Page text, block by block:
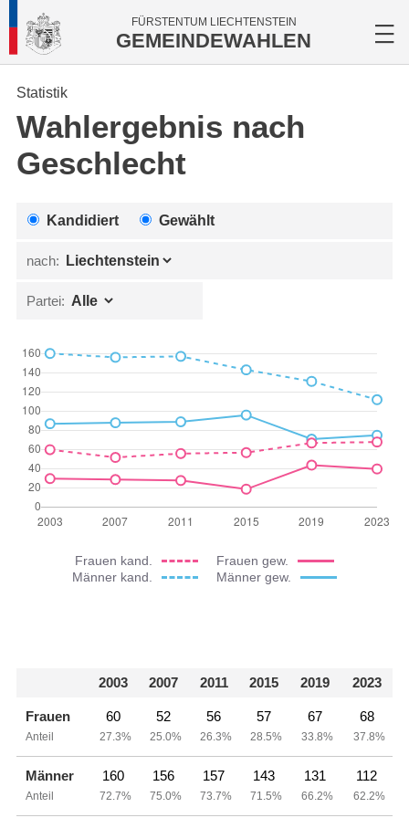
FÜRSTENTUM LIECHTENSTEIN
GEMEINDEWAHLEN
Statistik
Wahlergebnis nach
Geschlecht
Kandidiert Gewählt
nach:
Partei:
Frauen kand.
Frauen gew.
Männer kand.
Männer gew.
2003 2007 2011 2015 2019 2023
Frauen
Anteil
60
27.3%
52
25.0%
56
26.3%
57
28.5%
67
33.8%
68
37.8%
Männer
Anteil
160
72.7%
156
75.0%
157
73.7%
143
71.5%
131
66.2%
112
62.2%